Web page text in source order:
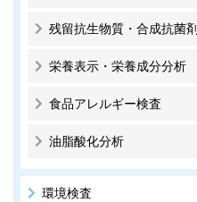
残留抗生物質・合成抗菌剤
栄養表示・栄養成分分析
食品アレルギー検査
油脂酸化分析
環境検査